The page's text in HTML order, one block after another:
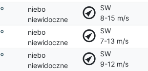
°
niebo
niewidoczne
SW
8-15 m/s
°
niebo
niewidoczne
SW
7-13 m/s
°
niebo
niewidoczne
SW
9-12 m/s